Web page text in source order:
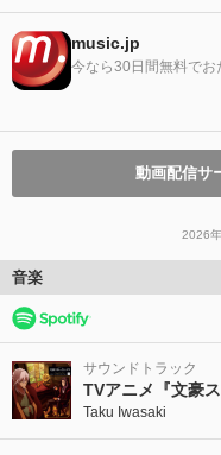
music.jp
今なら30日間無料でお
動画配信サ
2026
音楽
サウンドトラック
Taku Iwasaki